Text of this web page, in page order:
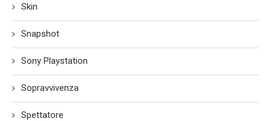
Skin
Snapshot
Sony Playstation
Sopravvivenza
Spettatore